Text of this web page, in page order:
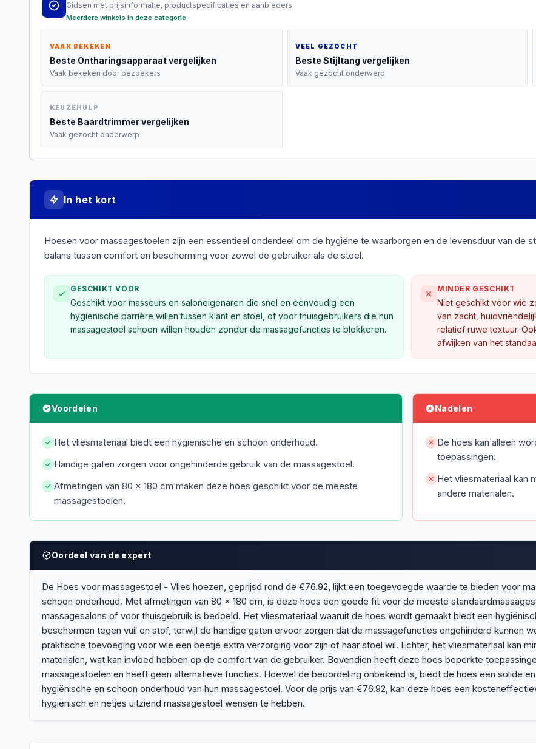
Gidsen met prijsinformatie, productspecificaties en aanbieders
Meerdere winkels in deze categorie
VAAK BEKEKEN
Beste Ontharingsapparaatvergelijken
Vaak bekeken door bezoekers
VEEL GEZOCHT
Beste Stijltang vergelijken
Vaak gezocht onderwerp
KEUZEHULP
Beste Baardtrimmervergelijken
Vaak gezocht onderwerp
In het kort
Hoesen voor massagestoelen zijn een essentieel onderdeel om de hygiëne te waarborgen en de levensduur van de
balans tussen comfort en bescherming voor zowel de gebruiker als de stoel.
GESCHIKT VOOR
Geschikt voor masseurs en saloneigenaren die snel en eenvoudig een
hygiënische barrière willen tussen klant en stoel, of voor thuisgebruikers die hun
massagestoel schoon willen houden zonder de massagefuncties te blokkeren.
MINDER GESCHIKT
Niet geschikt voor wie
van zacht,
relatief ruwe textuur.
afwijken van het
Voordelen
Het vliesmateriaal biedt een hygiënische en schoon onderhoud.
Handige gaten zorgen voor ongehinderde gebruik van de massagestoel.
Afmetingen van 80 x 180 cm maken deze hoes geschikt voor de meeste
massagestoelen.
Nadelen
De hoes kan alleen
toepassingen.
Het vliesmateriaal kan
andere materialen.
Oordeel van de expert
De Hoes voor massagestoel - Vlies hoezen, geprijsd rond de €76.92, lijkt een toegevoegde waarde te bieden voor
schoon onderhoud. Met afmetingen van 80 x 180 cm, is deze hoes een goede fit voor de meeste
massagesalons of voor thuisgebruik is bedoeld. Het vliesmateriaal waaruit de hoes wordt gemaakt biedt een
beschermen tegen vuil en stof, terwijl de handige gaten ervoor zorgen dat de massagefuncties ongehinderd kunnen
praktische toevoeging voor wie een beetje extra verzorging voor zijn of haar stoel wil. Echter, het vliesmateriaal kan
materialen, wat kan invloed hebben op de comfort van de gebruiker. Bovendien heeft deze hoes beperkte
massagestoelen en heeft geen alternatieve functies. Hoewel de beoordeling onbekend is, biedt de hoes een solide
hygiënische en schoon onderhoud van hun massagestoel. Voor de prijs van €76.92, kan deze hoes een
hygiënisch en netjes uitziend massagestoel wensen te hebben.